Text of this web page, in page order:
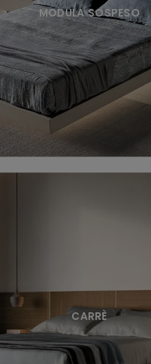
MODULA SOSPESO
CARRÈ